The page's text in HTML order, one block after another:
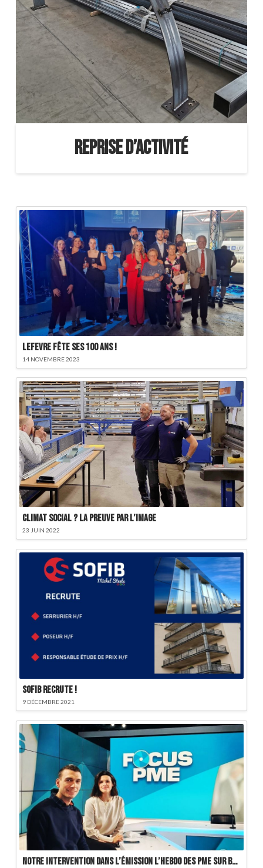
Reprise d’activité
LEFEVRE fête ses 100 ans !
14 NOVEMBRE 2023
Climat social ? La preuve par l’image
23 JUIN 2022
SOFIB recrute !
9 DÉCEMBRE 2021
Notre intervention dans l’émission L’Hebdo des PME sur BFMTV